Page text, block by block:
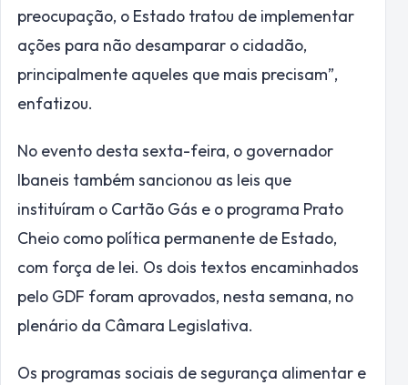
preocupação, o Estado tratou de implementar
ações para não desamparar o cidadão,
principalmente aqueles que mais precisam”,
enfatizou.
No evento desta sexta-feira, o governador
Ibaneis também sancionou as leis que
instituíram o Cartão Gás e o programa Prato
Cheio como política permanente de Estado,
com força de lei. Os dois textos encaminhados
pelo GDF foram aprovados, nesta semana, no
plenário da Câmara Legislativa.
Os programas sociais de segurança alimentar e